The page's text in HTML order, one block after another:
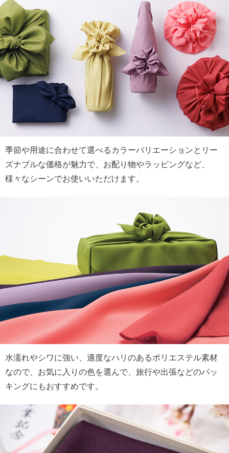
季節や用途に合わせて選べるカラーバリエーションとリー
ズナブルな価格が魅力で、お配り物やラッピングなど、
様々なシーンでお使いいただけます。
水濡れやシワに強い、適度なハリのあるポリエステル素材
なので、お気に入りの色を選んで、旅行や出張などのパッ
キングにもおすすめです。